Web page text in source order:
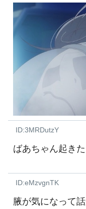
ID:3MRDutzY
ばあちゃん起きた
ID:eMzvgnTK
腋が気になって